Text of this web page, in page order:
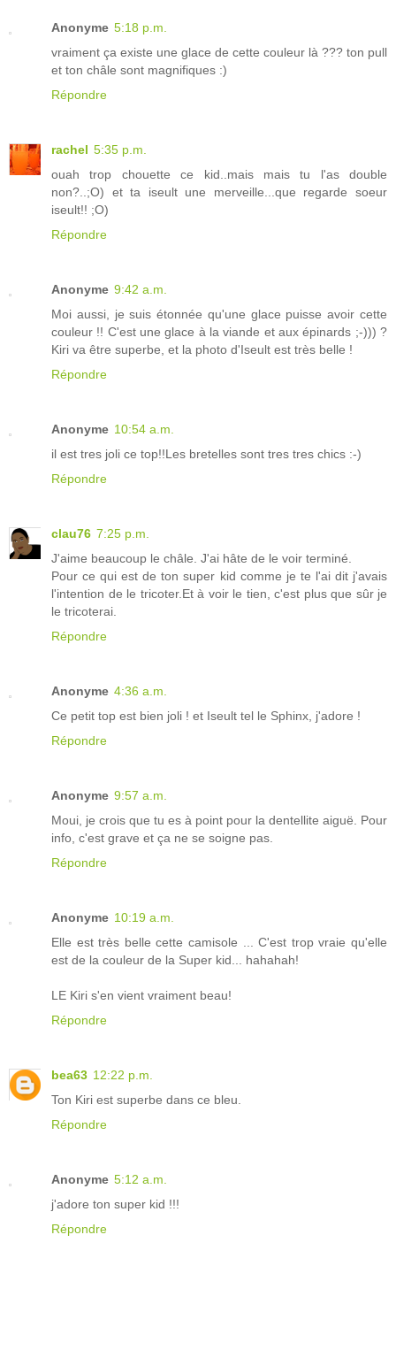
Anonyme 5:18 p.m.
vraiment ça existe une glace de cette couleur là ??? ton pull
et ton châle sont magnifiques :)
Répondre
rachel 5:35 p.m.
ouah trop chouette ce kid..mais mais tu l'as double
non?..;O) et ta iseult une merveille...que regarde soeur
iseult!! ;O)
Répondre
Anonyme 9:42 a.m.
Moi aussi, je suis étonnée qu'une glace puisse avoir cette
couleur !! C'est une glace à la viande et aux épinards ;-))) ?
Kiri va être superbe, et la photo d'Iseult est très belle !
Répondre
Anonyme 10:54 a.m.
il est tres joli ce top!!Les bretelles sont tres tres chics :-)
Répondre
clau76 7:25 p.m.
J'aime beaucoup le châle. J'ai hâte de le voir terminé.
Pour ce qui est de ton super kid comme je te l'ai dit j'avais
l'intention de le tricoter.Et à voir le tien, c'est plus que sûr je
le tricoterai.
Répondre
Anonyme 4:36 a.m.
Ce petit top est bien joli ! et Iseult tel le Sphinx, j'adore !
Répondre
Anonyme 9:57 a.m.
Moui, je crois que tu es à point pour la dentellite aiguë. Pour
info, c'est grave et ça ne se soigne pas.
Répondre
Anonyme 10:19 a.m.
Elle est très belle cette camisole ... C'est trop vraie qu'elle
est de la couleur de la Super kid... hahahah!
LE Kiri s'en vient vraiment beau!
Répondre
bea63 12:22 p.m.
Ton Kiri est superbe dans ce bleu.
Répondre
Anonyme 5:12 a.m.
j'adore ton super kid !!!
Répondre